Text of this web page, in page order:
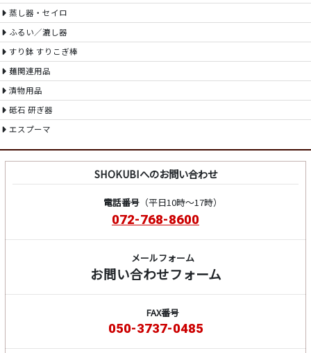
蒸し器・セイロ
ふるい／漉し器
すり鉢 すりこぎ棒
麺関連用品
漬物用品
砥石 研ぎ器
エスプーマ
SHOKUBIへのお問い合わせ
電話番号（平日10時～17時）
072-768-8600
メールフォーム
お問い合わせフォーム
FAX番号
050-3737-0485